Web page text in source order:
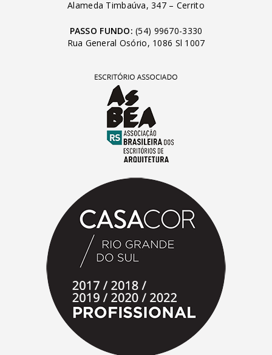
Alameda Timbaúva, 347 – Cerrito
PASSO FUNDO: (54) 99670-3330
Rua General Osório, 1086 Sl 1007